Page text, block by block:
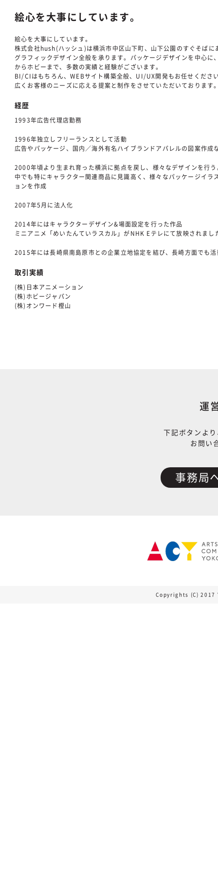
絵心を大事にしています。
絵心を大事にしています。
株式会社hush(ハッシュ)は横浜市中区山下町、山下公園のすぐそばに
グラフィックデザイン全般を承ります。パッケージデザインを中心に
からホビーまで、多数の実績と経験がございます。
BI/CIはもちろん、WEBサイト構築全般、UI/UX開発もお任せくださ
広くお客様のニーズに応える提案と制作をさせていただいております
経歴
1993年広告代理店勤務
1996年独立しフリーランスとして活動
広告やパッケージ、国内／海外有名ハイブランドアパレルの図案作成
2000年頃より生まれ育った横浜に拠点を戻し、様々なデザインを行う
中でも特にキャラクター関連商品に見識高く、様々なパッケージイラ
ョンを作成
2007年5月に法人化
2014年にはキャラクターデザイン&場面設定を行った作品
ミニアニメ「めいたんていラスカル」がNHK Eテレにて放映されまし
2015年には長崎県南島原市との企業立地協定を結び、長崎方面でも活
取引実績
(株)日本アニメーション
(株)ホビージャパン
(株)オンワード樫山
運
下記ボタンよ
お問い
事務局
Copyrights (C)